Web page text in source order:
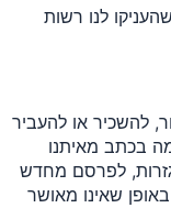
לנו רשות
להשכיר או להעביר
בכתב מאיתנו
לפרסם מחדש
שאינו מאושר